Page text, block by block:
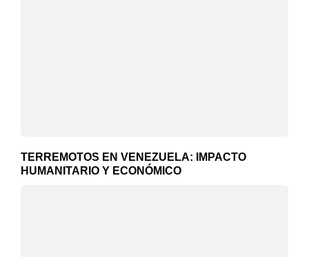
TERREMOTOS EN VENEZUELA: IMPACTO
HUMANITARIO Y ECONÓMICO